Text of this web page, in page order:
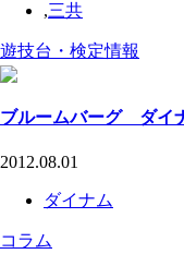
,三共
遊技台・検定情報
ブルームバーグ ダイ
2012.08.01
ダイナム
コラム